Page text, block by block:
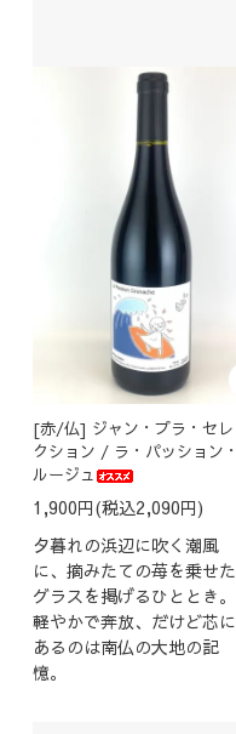
[赤/仏] ジャン・プラ・セレ
クション / ラ・パッション・
ルージュ
1,900円(税込2,090円)
夕暮れの浜辺に吹く潮風
に、摘みたての苺を乗せた
グラスを掲げるひととき。
軽やかで奔放、だけど芯に
あるのは南仏の大地の記
憶。